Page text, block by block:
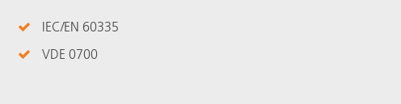
IEC/EN 60335
VDE 0700